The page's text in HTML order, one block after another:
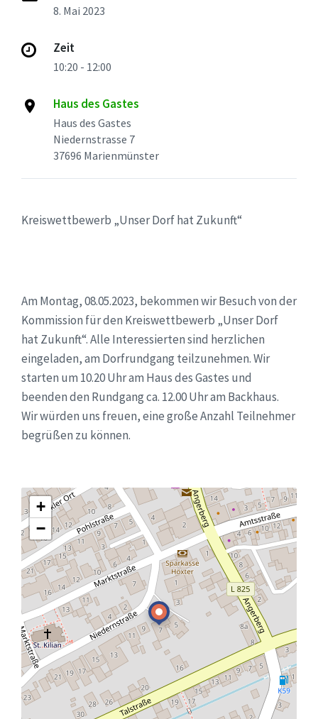
8. Mai 2023
Zeit
10:20 - 12:00
Haus des Gastes
Haus des Gastes
Niedernstrasse 7
37696 Marienmünster
Kreiswettbewerb „Unser Dorf hat Zukunft“
Am Montag, 08.05.2023, bekommen wir Besuch von der
Kommission für den Kreiswettbewerb „Unser Dorf
hat Zukunft“. Alle Interessierten sind herzlichen
eingeladen, am Dorfrundgang teilzunehmen. Wir
starten um 10.20 Uhr am Haus des Gastes und
beenden den Rundgang ca. 12.00 Uhr am Backhaus.
Wir würden uns freuen, eine große Anzahl Teilnehmer
begrüßen zu können.
+
−